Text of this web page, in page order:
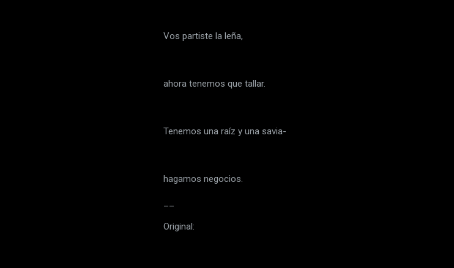
Vos partiste la leña,
ahora tenemos que tallar.
Tenemos una raíz y una savia-
hagamos negocios.
Original: